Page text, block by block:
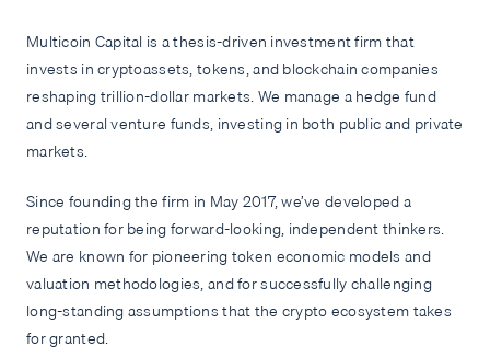
Multicoin Capital is a thesis-driven investment firm that
invests in cryptoassets, tokens, and blockchain companies
reshaping trillion-dollar markets. We manage a hedge fund
and several venture funds, investing in both public and private
markets.
Since founding the firm in May 2017, we’ve developed a
reputation for being forward-looking, independent thinkers.
We are known for pioneering token economic models and
valuation methodologies, and for successfully challenging
long-standing assumptions that the crypto ecosystem takes
for granted.